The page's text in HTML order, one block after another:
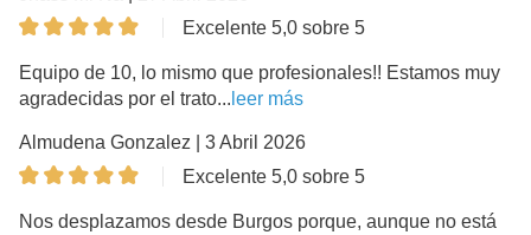
Excelente 5,0 sobre 5
Equipo de 10, lo mismo que profesionales!! Estamos muy
agradecidas por el trato... leer más
Almudena Gonzalez | 3 Abril 2026
Excelente 5,0 sobre 5
Nos desplazamos desde Burgos porque, aunque no está